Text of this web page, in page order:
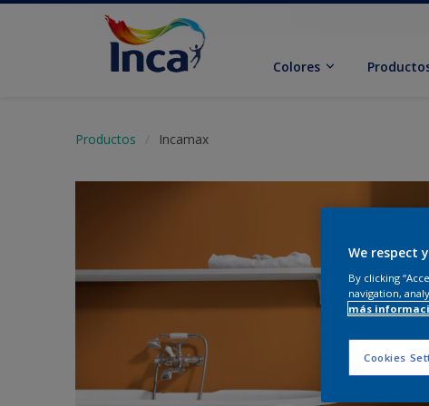
Colores
Productos Incamax
We respect
By clicking
navigation,
más
Cookies